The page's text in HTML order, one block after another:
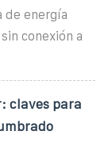
de energía
conexión a
claves para